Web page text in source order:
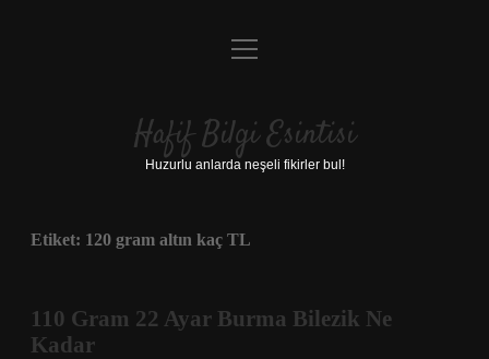
Anasayfa
Yasal Uyarı
menüyü
Hafif Bilgi Esintisi
Huzurlu anlarda neşeli fikirler bul!
Etiket: 120 gram altın kaç TL
110 Gram 22 Ayar Burma Bilezik Ne
Kadar